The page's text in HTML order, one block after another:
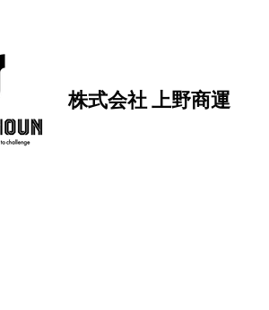
株式会社 上野商運